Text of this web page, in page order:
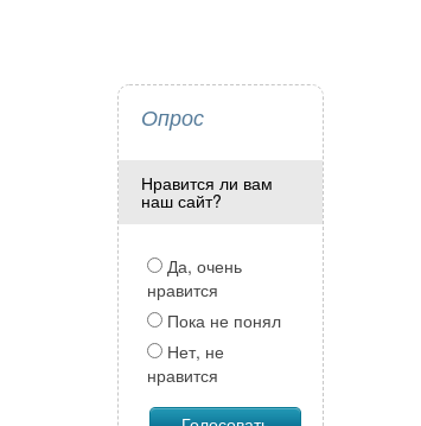
Опрос
Нравится ли вам
наш сайт?
Да, очень
нравится
Пока не понял
Нет, не
нравится